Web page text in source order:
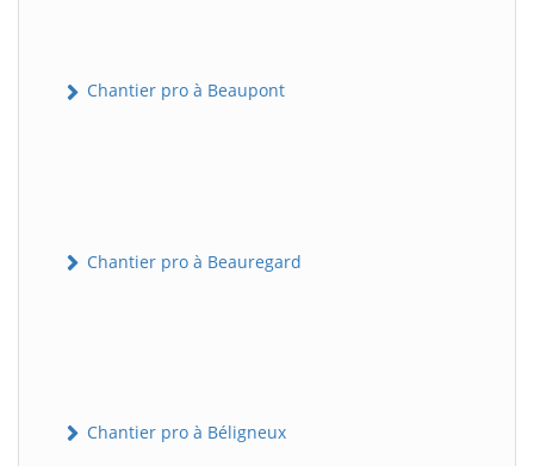
Chantier pro à Beaupont
Chantier pro à Beauregard
Chantier pro à Béligneux